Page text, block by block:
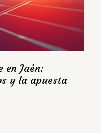
en Jaén:
y la apuesta